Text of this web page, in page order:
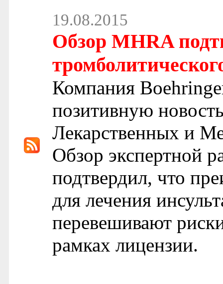
19.08.2015
Обзор MHRA
Компания
позитивную
Лекарственных и
Обзор экспертной
подтвердил, что
для лечения
перевешивают
рамках лицензии.